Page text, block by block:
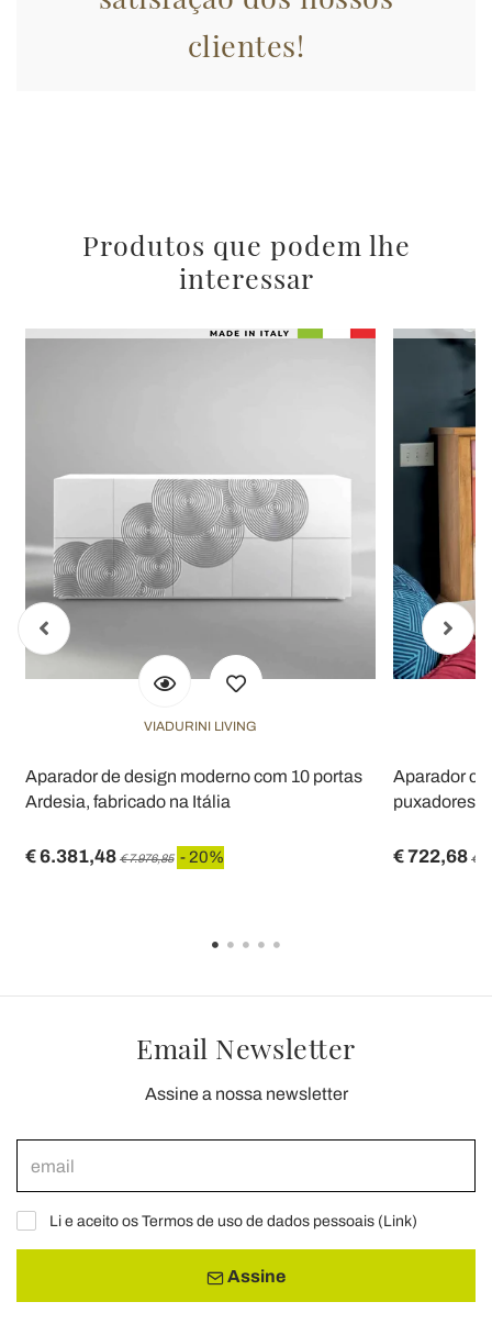
raccolto dal suo utilizzo dei loro servizi.
clientes!
Produtos que podem lhe
interessar
VIADURINI LIVING
Aparador de design moderno com 10 portas
Ardesia, fabricado na Itália
€ 6.381,48 € 7.976,85 - 20%
Aparador
puxadores
€ 722,68 €
Email Newsletter
Assine a nossa newsletter
Li e aceito os Termos de uso de dados pessoais (Link)
Assine